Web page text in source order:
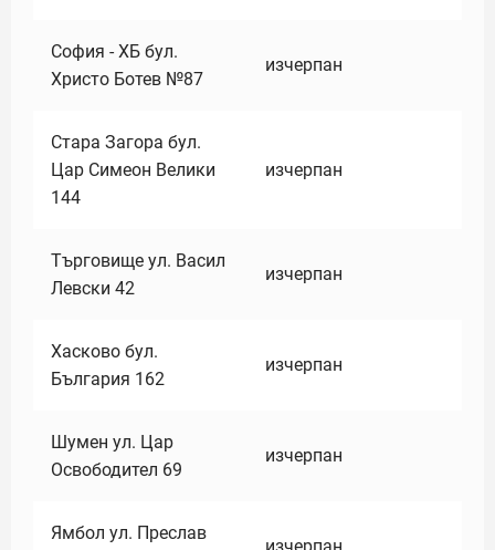
София - ХБ бул.
Христо Ботев №87
изчерпан
Стара Загора бул.
Цар Симеон Велики
144
изчерпан
Търговище ул. Васил
Левски 42
изчерпан
Хасково бул.
България 162
изчерпан
Шумен ул. Цар
Освободител 69
изчерпан
Ямбол ул. Преслав